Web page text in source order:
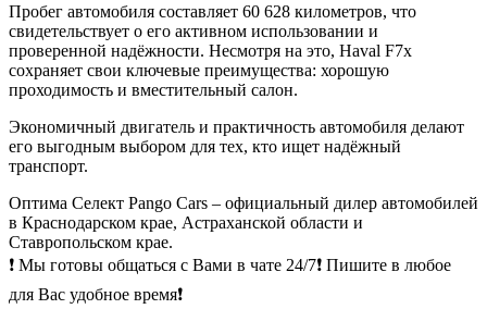
Пробег автомобиля составляет 60 628 километров, что
свидетельствует о его активном использовании и
проверенной надёжности. Несмотря на это, Haval F7x
сохраняет свои ключевые преимущества: хорошую
проходимость и вместительный салон.
Экономичный двигатель и практичность автомобиля делают
его выгодным выбором для тех, кто ищет надёжный
транспорт.
Оптима Селект Pango Cars – официальный дилер автомобилей
в Краснодарском крае, Астраханской области и
Ставропольском крае.
❗ Мы готовы общаться с Вами в чате 24/7❗ Пишите в любое
для Вас удобное время❗